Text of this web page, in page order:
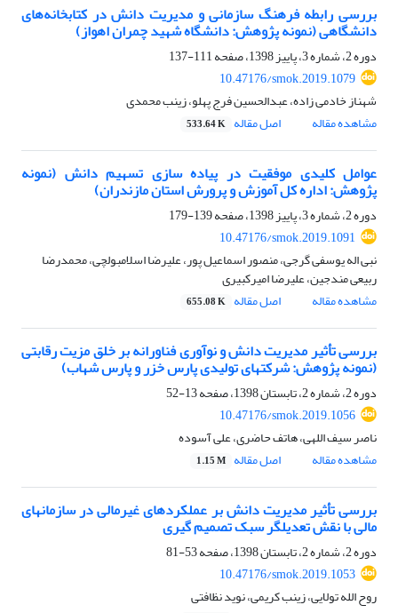
بررسی رابطه فرهنگ سازمانی و مدیریت دانش در کتابخانه‌های
دانشگاهی (نمونه پژوهش: دانشگاه شهید چمران اهواز)
دوره 2، شماره 3، پاییز 1398، صفحه
111-137
10.47176/smok.2019.1079
شهناز خادمی زاده، عبدالحسین فرج پهلو، زینب محمدی
مشاهده مقاله
اصل مقاله 533.64 K
عوامل کلیدی موفقیت در پیاده سازی تسهیم دانش (نمونه
پژوهش: اداره کل آموزش و پرورش استان مازندران)
دوره 2، شماره 3، پاییز 1398، صفحه
139-179
10.47176/smok.2019.1091
نبی اله یوسفی گرجی، منصور اسماعیل پور، علیرضا اسلامبولچی، محمدرضا
ربیعی مندجین، علیرضا امیرکبیری
مشاهده مقاله
اصل مقاله 655.08 K
بررسی تأثیر مدیریت دانش و نوآوری فناورانه بر خلق مزیت رقابتی
(نمونه پژوهش: شرکتهای تولیدی پارس خزر و پارس شهاب)
دوره 2، شماره 2، تابستان 1398، صفحه
13-52
10.47176/smok.2019.1056
ناصر سیف اللهی، هاتف حاضری، علی آسوده
مشاهده مقاله
اصل مقاله 1.15 M
بررسی تأثیر مدیریت دانش بر عملکردهای غیرمالی در سازمانهای
مالی با نقش تعدیلگر سبک تصمیم گیری
دوره 2، شماره 2، تابستان 1398، صفحه
53-81
10.47176/smok.2019.1053
روح الله تولایی، زینب کریمی، نوید نظافتی